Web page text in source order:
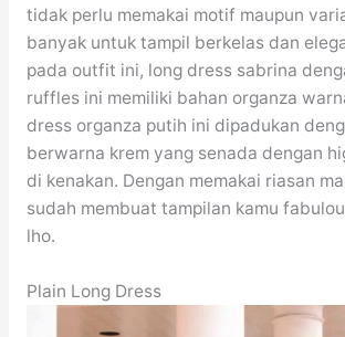
tidak perlu memakai motif maupun
banyak untuk tampil berkelas dan
pada outfit ini, long dress sabrina
ruffles ini memiliki bahan organza
dress organza putih ini dipadukan
berwarna krem yang senada dengan
di kenakan. Dengan memakai riasan
sudah membuat tampilan kamu
lho.
Plain Long Dress